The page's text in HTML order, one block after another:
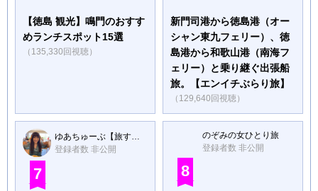
【徳島 観光】鳴門のおすす
めランチスポット15選
（135,330回視聴）
新門司港から徳島港（オー
シャン東九フェリー）、徳
島港から和歌山港（南海フ
ェリー）と乗り継ぐ出張船
旅。【エンイチぶらり旅】
（129,640回視聴）
ゆあちゅーぶ【旅するOL日記】
登録者数 非公開
7
のぞみの女ひとり旅
登録者数 非公開
8